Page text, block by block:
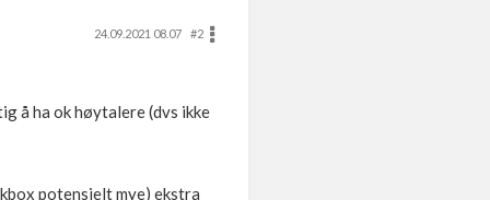
24.09.2021 08.07
#2
å ha ok høytalere (dvs ikke
potensielt mye) ekstra